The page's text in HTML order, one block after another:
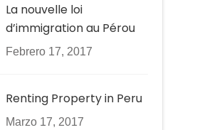
La nouvelle loi
d’immigration au Pérou
Febrero 17, 2017
Renting Property in Peru
Marzo 17, 2017